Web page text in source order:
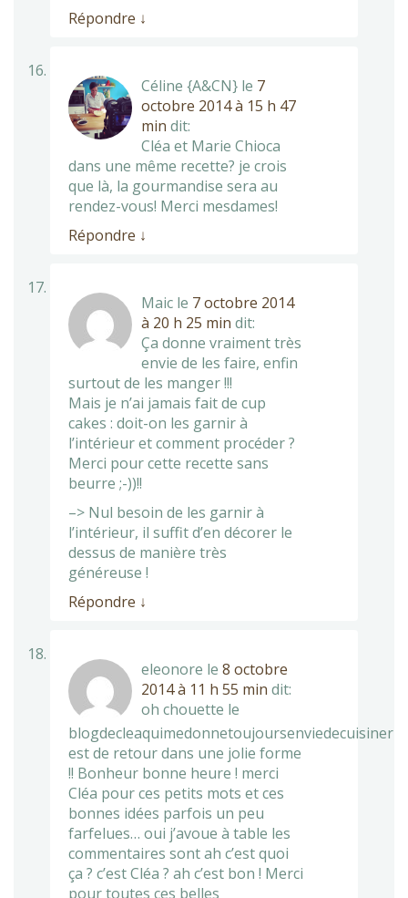
Répondre ↓
Céline {A&CN} le 7
octobre 2014 à 15 h 47
min dit:
Cléa et Marie Chioca
dans une même recette? je crois
que là, la gourmandise sera au
rendez-vous! Merci mesdames!
Répondre ↓
Maic le 7 octobre 2014
à 20 h 25 min dit:
Ça donne vraiment très
envie de les faire, enfin
surtout de les manger !!!
Mais je n’ai jamais fait de cup
cakes : doit-on les garnir à
l’intérieur et comment procéder ?
Merci pour cette recette sans
beurre ;-))!!
–> Nul besoin de les garnir à
l’intérieur, il suffit d’en décorer le
dessus de manière très
généreuse !
Répondre ↓
eleonore le 8 octobre
2014 à 11 h 55 min dit:
oh chouette le
blogdecleaquimedonnetoujoursenviedecuisiner
est de retour dans une jolie forme
!! Bonheur bonne heure ! merci
Cléa pour ces petits mots et ces
bonnes idées parfois un peu
farfelues… oui j’avoue à table les
commentaires sont ah c’est quoi
ça ? c’est Cléa ? ah c’est bon ! Merci
pour toutes ces belles